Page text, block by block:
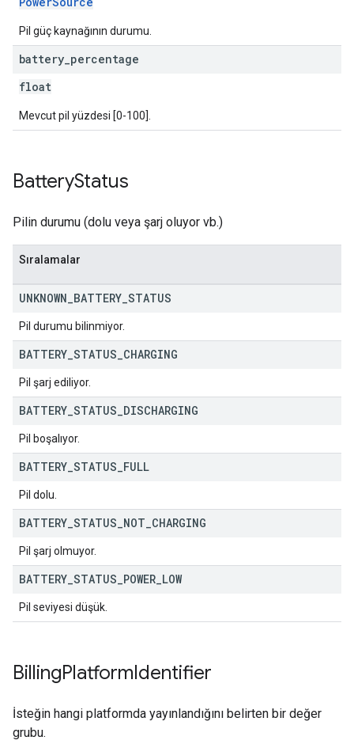
Pil güç kaynağının durumu.
battery percentage
float
Mevcut pil yüzdesi [0-100].
BatteryStatus
Pilin durumu (dolu veya şarj oluyor vb.)
Sıralamalar
UNKNOWN BATTERY STATUS
Pil durumu bilinmiyor.
BATTERY STATUS CHARGING
Pil şarj ediliyor.
BATTERY STATUS DISCHARGING
Pil boşalıyor.
BATTERY STATUS FULL
Pil dolu.
BATTERY STATUS NOT CHARGING
Pil şarj olmuyor.
BATTERY STATUS POWER LOW
Pil seviyesi düşük.
BillingPlatformIdentifier
İsteğin hangi platformda yayınlandığını belirten bir değer
grubu.